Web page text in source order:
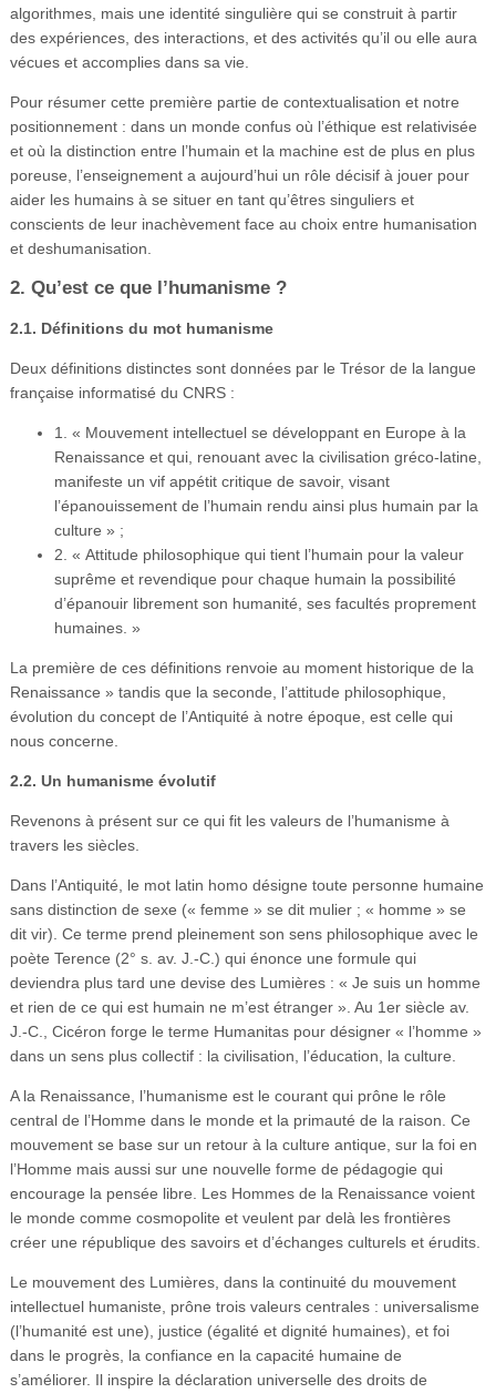
algorithmes, mais une identité singulière qui se construit à partir
des expériences, des interactions, et des activités qu’il ou elle aura
vécues et accomplies dans sa vie.
Pour résumer cette première partie de contextualisation et notre
positionnement : dans un monde confus où l’éthique est relativisée
et où la distinction entre l’humain et la machine est de plus en plus
poreuse, l’enseignement a aujourd’hui un rôle décisif à jouer pour
aider les humains à se situer en tant qu’êtres singuliers et
conscients de leur inachèvement face au choix entre humanisation
et deshumanisation.
2. Qu’est ce que l’humanisme ?
2.1. Définitions du mot humanisme
Deux définitions distinctes sont données par le Trésor de la langue
française informatisé du CNRS :
1. « Mouvement intellectuel se développant en Europe à la
Renaissance et qui, renouant avec la civilisation gréco-latine,
manifeste un vif appétit critique de savoir, visant
l’épanouissement de l’humain rendu ainsi plus humain par la
culture » ;
2. « Attitude philosophique qui tient l’humain pour la valeur
suprême et revendique pour chaque humain la possibilité
d’épanouir librement son humanité, ses facultés proprement
humaines. »
La première de ces définitions renvoie au moment historique de la
Renaissance » tandis que la seconde, l’attitude philosophique,
évolution du concept de l’Antiquité à notre époque, est celle qui
nous concerne.
2.2. Un humanisme évolutif
Revenons à présent sur ce qui fit les valeurs de l’humanisme à
travers les siècles.
Dans l’Antiquité, le mot latin homo désigne toute personne humaine
sans distinction de sexe (« femme » se dit mulier ; « homme » se
dit vir). Ce terme prend pleinement son sens philosophique avec le
poète Terence (2° s. av. J.-C.) qui énonce une formule qui
deviendra plus tard une devise des Lumières : « Je suis un homme
et rien de ce qui est humain ne m’est étranger ». Au 1er siècle av.
J.-C., Cicéron forge le terme Humanitas pour désigner « l’homme »
dans un sens plus collectif : la civilisation, l’éducation, la culture.
A la Renaissance, l’humanisme est le courant qui prône le rôle
central de l’Homme dans le monde et la primauté de la raison. Ce
mouvement se base sur un retour à la culture antique, sur la foi en
l’Homme mais aussi sur une nouvelle forme de pédagogie qui
encourage la pensée libre. Les Hommes de la Renaissance voient
le monde comme cosmopolite et veulent par delà les frontières
créer une république des savoirs et d’échanges culturels et érudits.
Le mouvement des Lumières, dans la continuité du mouvement
intellectuel humaniste, prône trois valeurs centrales : universalisme
(l’humanité est une), justice (égalité et dignité humaines), et foi
dans le progrès, la confiance en la capacité humaine de
s’améliorer. Il inspire la déclaration universelle des droits de